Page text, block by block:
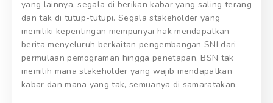
yang lainnya, segala di berikan kabar yang saling terang
dan tak di tutup-tutupi. Segala stakeholder yang
memiliki kepentingan mempunyai hak mendapatkan
berita menyeluruh berkaitan pengembangan SNI dari
permulaan pemograman hingga penetapan. BSN tak
memilih mana stakeholder yang wajib mendapatkan
kabar dan mana yang tak, semuanya di samaratakan.